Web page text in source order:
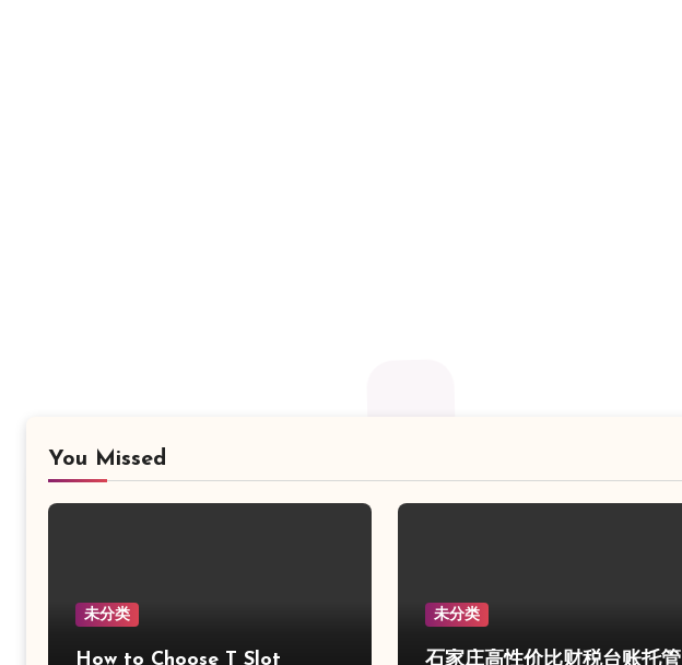
You Missed
未分类
How to Choose T Slot
未分类
石家庄高性价比财税台账托管